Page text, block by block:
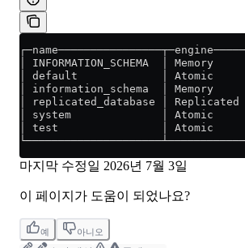
│
│ default             │ Atomic     │
│ information_schema  │
│ replicated_database │
│ system              │ Atomic     │
│ test                │ Atomic     │ /
마지막 수정일 2026년 7월 3일
이 페이지가 도움이 되었나요?
예 아니오